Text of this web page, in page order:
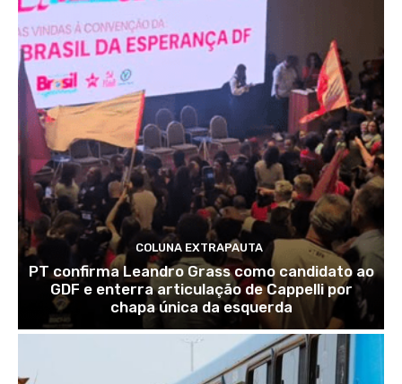
COLUNA EXTRAPAUTA
PT confirma Leandro Grass como candidato ao
GDF e enterra articulação de Cappelli por
chapa única da esquerda